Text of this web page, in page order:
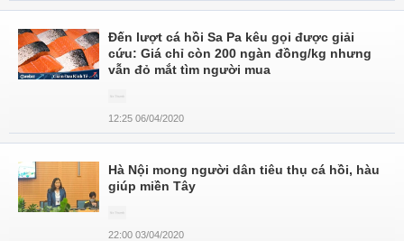
Đến lượt cá hồi Sa Pa kêu gọi được giải
cứu: Giá chỉ còn 200 ngàn đồng/kg nhưng
vẫn đỏ mắt tìm người mua
12:25 06/04/2020
Hà Nội mong người dân tiêu thụ cá hồi, hàu
giúp miền Tây
22:00 03/04/2020